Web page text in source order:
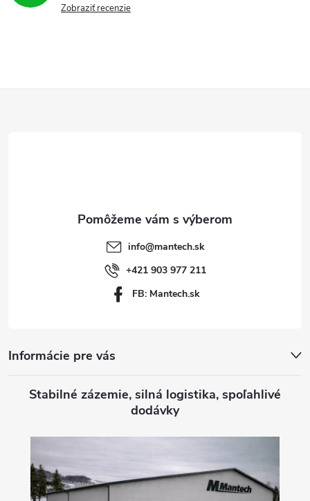
Zobraziť recenzie
info@mantech.sk
+421 903 977 211
FB: Mantech.sk
Informácie pre vás
Stabilné zázemie, silná logistika, spoľahlivé
dodávky